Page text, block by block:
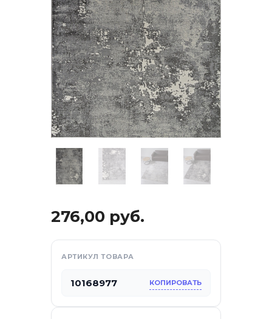
276,00 руб.
АРТИКУЛ ТОВАРА
10168977 КОПИРОВАТЬ